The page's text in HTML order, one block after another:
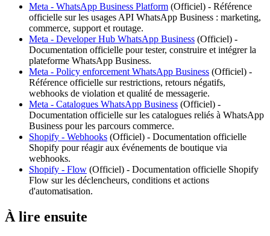
Meta - WhatsApp Business Platform (Officiel) - Référence
officielle sur les usages API WhatsApp Business : marketing,
commerce, support et routage.
Meta - Developer Hub WhatsApp Business (Officiel) -
Documentation officielle pour tester, construire et intégrer la
plateforme WhatsApp Business.
Meta - Policy enforcement WhatsApp Business (Officiel) -
Référence officielle sur restrictions, retours négatifs,
webhooks de violation et qualité de messagerie.
Meta - Catalogues WhatsApp Business (Officiel) -
Documentation officielle sur les catalogues reliés à WhatsApp
Business pour les parcours commerce.
Shopify - Webhooks (Officiel) - Documentation officielle
Shopify pour réagir aux événements de boutique via
webhooks.
Shopify - Flow (Officiel) - Documentation officielle Shopify
Flow sur les déclencheurs, conditions et actions
d'automatisation.
À lire ensuite